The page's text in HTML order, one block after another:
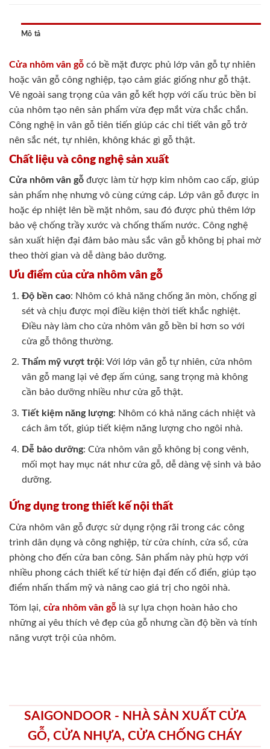
Mô tả
Cửa nhôm vân gỗ có bề mặt được phủ lớp vân gỗ tự nhiên
hoặc vân gỗ công nghiệp, tạo cảm giác giống như gỗ thật.
Vẻ ngoài sang trọng của vân gỗ kết hợp với cấu trúc bền bỉ
của nhôm tạo nên sản phẩm vừa đẹp mắt vừa chắc chắn.
Công nghệ in vân gỗ tiên tiến giúp các chi tiết vân gỗ trở
nên sắc nét, tự nhiên, không khác gì gỗ thật.
Chất liệu và công nghệ sản xuất
Cửa nhôm vân gỗ được làm từ hợp kim nhôm cao cấp, giúp
sản phẩm nhẹ nhưng vô cùng cứng cáp. Lớp vân gỗ được in
hoặc ép nhiệt lên bề mặt nhôm, sau đó được phủ thêm lớp
bảo vệ chống trầy xước và chống thấm nước. Công nghệ
sản xuất hiện đại đảm bảo màu sắc vân gỗ không bị phai mờ
theo thời gian và dễ dàng bảo dưỡng.
Ưu điểm của cửa nhôm vân gỗ
Độ bền cao: Nhôm có khả năng chống ăn mòn, chống gỉ
sét và chịu được mọi điều kiện thời tiết khắc nghiệt.
Điều này làm cho cửa nhôm vân gỗ bền bỉ hơn so với
cửa gỗ thông thường.
Thẩm mỹ vượt trội: Với lớp vân gỗ tự nhiên, cửa nhôm
vân gỗ mang lại vẻ đẹp ấm cúng, sang trọng mà không
cần bảo dưỡng nhiều như cửa gỗ thật.
Tiết kiệm năng lượng: Nhôm có khả năng cách nhiệt và
cách âm tốt, giúp tiết kiệm năng lượng cho ngôi nhà.
Dễ bảo dưỡng: Cửa nhôm vân gỗ không bị cong vênh,
mối mọt hay mục nát như cửa gỗ, dễ dàng vệ sinh và bảo
dưỡng.
Ứng dụng trong thiết kế nội thất
Cửa nhôm vân gỗ được sử dụng rộng rãi trong các công
trình dân dụng và công nghiệp, từ cửa chính, cửa sổ, cửa
phòng cho đến cửa ban công. Sản phẩm này phù hợp với
nhiều phong cách thiết kế từ hiện đại đến cổ điển, giúp tạo
điểm nhấn thẩm mỹ và nâng cao giá trị cho ngôi nhà.
Tóm lại, cửa nhôm vân gỗ là sự lựa chọn hoàn hảo cho
những ai yêu thích vẻ đẹp của gỗ nhưng cần độ bền và tính
năng vượt trội của nhôm.
SAIGONDOOR - NHÀ SẢN XUẤT CỬA
GỖ, CỬA NHỰA, CỬA CHỐNG CHÁY